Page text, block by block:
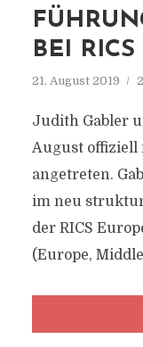
BEI RICS
21. August 2019
Judith Gabler
August offiziell
angetreten.
im neu
der RICS
(Europe,